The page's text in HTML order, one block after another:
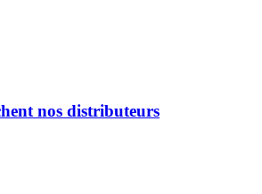
nos distributeurs